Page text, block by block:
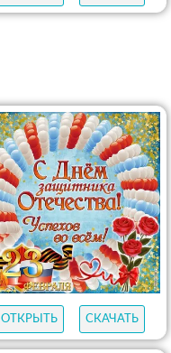
ОТКРЫТЬ СКАЧАТЬ